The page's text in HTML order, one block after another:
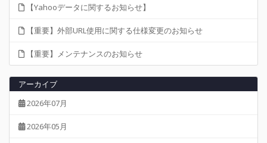
【Yahooデータに関するお知らせ】
【重要】外部URL使用に関する仕様変更のお知らせ
【重要】メンテナンスのお知らせ
アーカイブ
2026年07月
2026年05月